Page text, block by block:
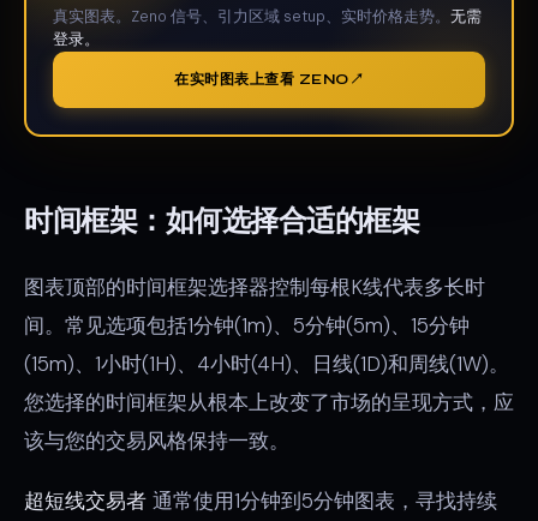
真实图表。Zeno 信号、引力区域 setup、实时价格走势。 无需
登录。
在实时图表上查看 ZENO
时间框架：如何选择合适的框架
图表顶部的时间框架选择器控制每根K线代表多长时
间。常见选项包括1分钟(1m)、5分钟(5m)、15分钟
(15m)、1小时(1H)、4小时(4H)、日线(1D)和周线(1W)。
您选择的时间框架从根本上改变了市场的呈现方式，应
该与您的交易风格保持一致。
超短线交易者 通常使用1分钟到5分钟图表，寻找持续